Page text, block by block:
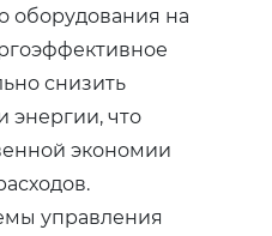
оборудования на
снизить
энергии, что
экономии
управления